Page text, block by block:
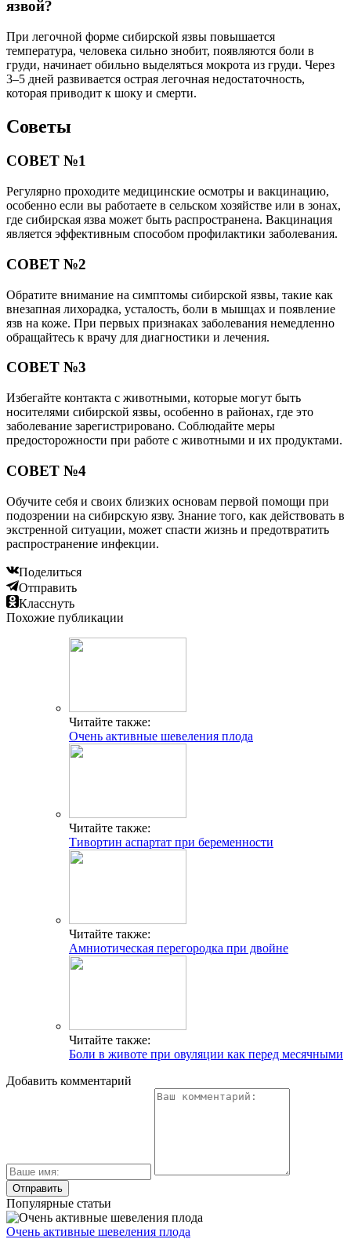
язвой?
При легочной форме сибирской язвы повышается
температура, человека сильно знобит, появляются боли в
груди, начинает обильно выделяться мокрота из груди. Через
3–5 дней развивается острая легочная недостаточность,
которая приводит к шоку и смерти.
Советы
СОВЕТ №1
Регулярно проходите медицинские осмотры и вакцинацию,
особенно если вы работаете в сельском хозяйстве или в зонах,
где сибирская язва может быть распространена. Вакцинация
является эффективным способом профилактики заболевания.
СОВЕТ №2
Обратите внимание на симптомы сибирской язвы, такие как
внезапная лихорадка, усталость, боли в мышцах и появление
язв на коже. При первых признаках заболевания немедленно
обращайтесь к врачу для диагностики и лечения.
СОВЕТ №3
Избегайте контакта с животными, которые могут быть
носителями сибирской язвы, особенно в районах, где это
заболевание зарегистрировано. Соблюдайте меры
предосторожности при работе с животными и их продуктами.
СОВЕТ №4
Обучите себя и своих близких основам первой помощи при
подозрении на сибирскую язву. Знание того, как действовать в
экстренной ситуации, может спасти жизнь и предотвратить
распространение инфекции.
Поделиться
Отправить
Класснуть
Похожие публикации
Читайте также:
Очень активные шевеления плода
Читайте также:
Тивортин аспартат при беременности
Читайте также:
Амниотическая перегородка при двойне
Читайте также:
Боли в животе при овуляции как перед месячными
Добавить комментарий
Популярные статьи
Очень активные шевеления плода